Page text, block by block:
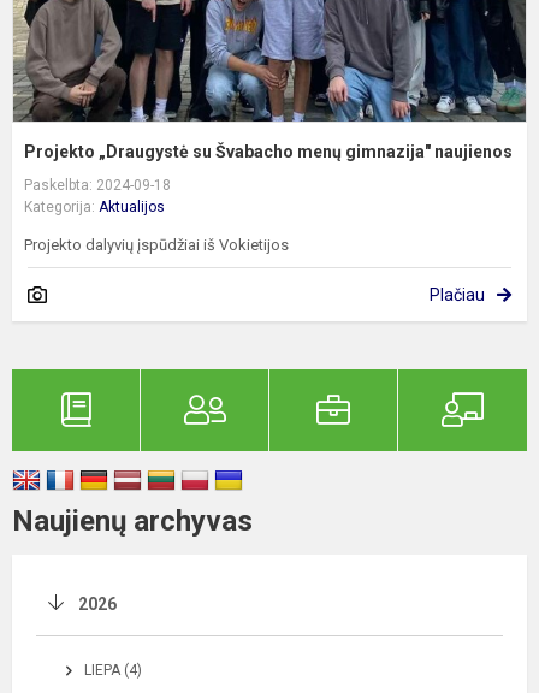
Projekto „Draugystė su Švabacho menų gimnazija" naujienos
Paskelbta: 2024-09-18
Kategorija: Aktualijos
Projekto dalyvių įspūdžiai iš Vokietijos
Plačiau
Naujienų archyvas
2026
LIEPA (4)